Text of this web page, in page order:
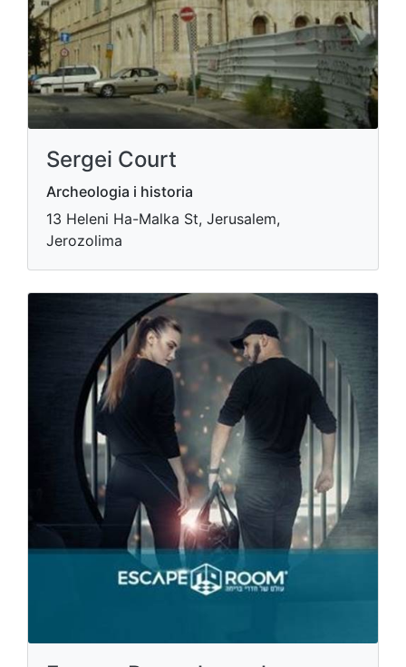
Sergei Court
Archeologia i historia
13 Heleni Ha-Malka St, Jerusalem,
Jerozolima